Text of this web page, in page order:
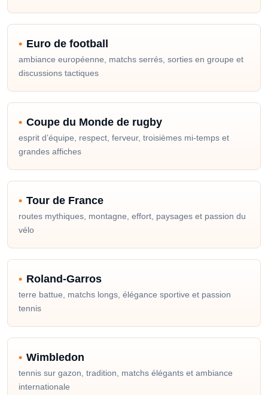
Euro de football
ambiance européenne, matchs serrés, sorties en groupe et
discussions tactiques
Coupe du Monde de rugby
esprit d’équipe, respect, ferveur, troisièmes mi-temps et
grandes affiches
Tour de France
routes mythiques, montagne, effort, paysages et passion du
vélo
Roland-Garros
terre battue, matchs longs, élégance sportive et passion
tennis
Wimbledon
tennis sur gazon, tradition, matchs élégants et ambiance
internationale